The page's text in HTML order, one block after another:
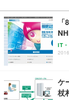
IT
ケ
杖